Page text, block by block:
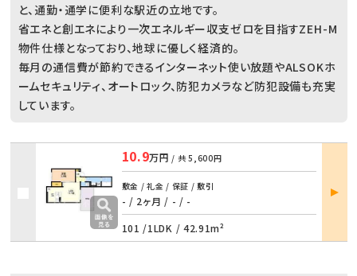
と、通勤・通学に便利な駅近の立地です。
省エネと創エネにより一次エネルギー収支ゼロを目指すZEH-M
物件仕様となっており、地球に優しく経済的。
毎月の通信費が節約できるインターネット使い放題やALSOKホ
ームセキュリティ、オートロック、防犯カメラなど防犯設備も充実
しています。
10.9万円 / 共5,600円
敷金 / 礼金 / 保証 / 敷引
- / 2ヶ月 / - / -
101 /1LDK / 42.91m²
部屋
詳細